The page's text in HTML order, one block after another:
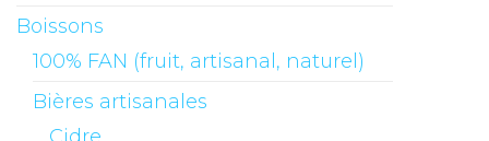
Boissons
100% FAN (fruit, artisanal, naturel)
Bières artisanales